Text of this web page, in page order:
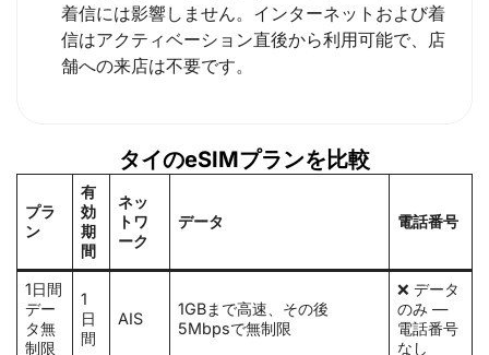
着信には影響しません。インターネットおよび着
信はアクティベーション直後から利用可能で、店
舗への来店は不要です。
タイのeSIMプランを比較
プラ
ン
有
効
期
間
ネッ
トワ
ーク
データ 電話番号
1日間
デー
タ無
制限
1
日
間
AIS
1GBまで高速、その後
5Mbpsで無制限
❌ データ
のみ —
電話番号
なし